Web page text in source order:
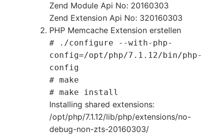
Zend Module Api No: 20160303
Zend Extension Api No: 320160303
PHP Memcache Extension erstellen
# ./configure --with-php-
config=/opt/php/7.1.12/bin/php-
config
# make
# make install
Installing shared extensions:
/opt/php/7.1.12/lib/php/extensions/no-
debug-non-zts-20160303/